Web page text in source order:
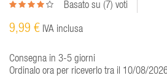
Basato su (7) voti
9,99 € IVA inclusa
Consegna in 3-5 giorni
Ordinalo ora per riceverlo tra il 10/08/